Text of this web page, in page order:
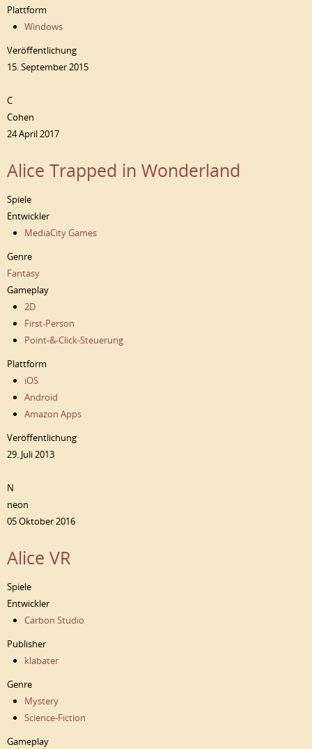
Plattform
Windows
Veröffentlichung
15. September 2015
C
Cohen
24 April 2017
Alice Trapped in Wonderland
Spiele
Entwickler
MediaCity Games
Genre
Fantasy
Gameplay
2D
First-Person
Point-&-Click-Steuerung
Plattform
iOS
Android
Amazon Apps
Veröffentlichung
29. Juli 2013
N
neon
05 Oktober 2016
Alice VR
Spiele
Entwickler
Carbon Studio
Publisher
klabater
Genre
Mystery
Science-Fiction
Gameplay